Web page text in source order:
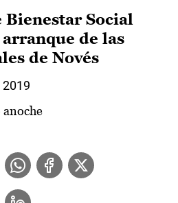
Bienestar Social
de las
de Novés
anoche